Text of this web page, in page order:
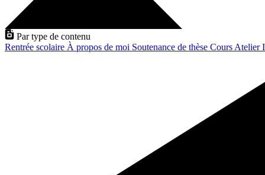
Par type de contenu
Rentrée scolaire À propos de moi Soutenance de thèse Cours Atelier